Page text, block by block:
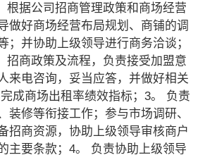
根据公司招商管理政策和商场经营
做好商场经营布局规划、商铺的调
；并协助上级领导进行商务洽谈；
招商政策及流程，负责接受加盟意
来电咨询，妥当应答，并做好相关
成商场出租率绩效指标；3。 负责
装修等衔接工作；参与市场调研、
招商资源，协助上级领导审核商户
主要条款；4。 负责协助上级领导